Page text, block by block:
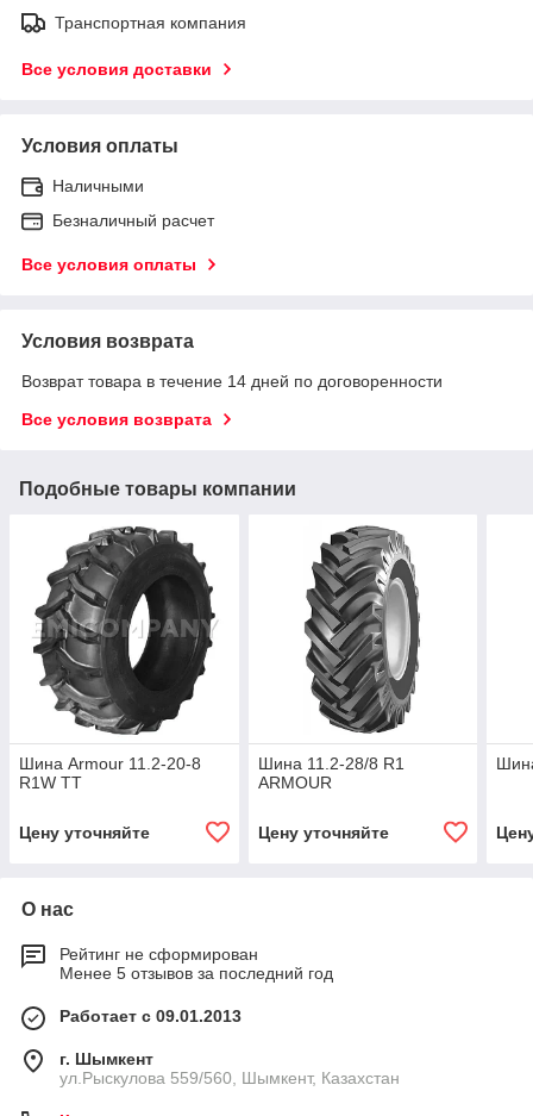
Транспортная компания
Все условия доставки
Условия оплаты
Наличными
Безналичный расчет
Все условия оплаты
Условия возврата
Возврат товара в течение 14 дней по договоренности
Все условия возврата
Подобные товары компании
Шина Armour 11.2-20-8
R1W TT
Цену уточняйте
Шина 11.2-28/8 R1
ARMOUR
Цену уточняйте
О нас
Рейтинг не сформирован
Менее 5 отзывов за последний год
Работает с 09.01.2013
г. Шымкент
ул.Рыскулова 559/560, Шымкент, Казахстан